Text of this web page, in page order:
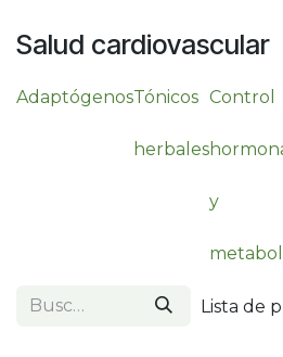
Salud cardiovascular
AdaptógenosTónicos
herbales
Control
y
Lista de